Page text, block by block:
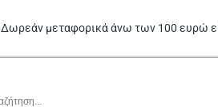
Δωρεάν μεταφορικά άνω των 100 ευρώ